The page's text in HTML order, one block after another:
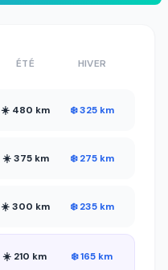
ÉTÉ HIVER
☀️ 480 km ❄️ 325 km
☀️ 375 km ❄️ 275 km
☀️ 300 km ❄️ 235 km
☀️ 210 km ❄️ 165 km